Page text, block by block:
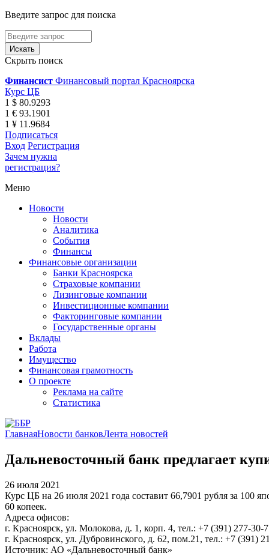
Введите запрос для поиска
Скрыть поиск
Финансист Финансовый портал Красноярска
Курс ЦБ
1 $ 80.9293
1 € 93.1901
1 ¥ 11.9684
Подписаться
Вход Регистрация
Зачем нужна
регистрация?
Меню
Новости
Новости
Аналитика
События
Финансы
Финансовые организации
Банки Красноярска
Страховые компании
Лизинговые компании
Инвестиционные компании
Факторинговые компании
Государственные органы
Вклады
Работа
Имущество
Финансовая грамотность
О проекте
Реклама на сайте
Статистика
ГлавнаяНовости банковЛента новостей
Дальневосточный банк предлагает
26 июля 2021
Курс ЦБ на 26 июля 2021 года составит 66,7901 рубля за 100
60 копеек.
Адреса офисов:
г. Красноярск, ул. Молокова, д. 1, корп. 4, тел.: +7 (391) 277-30-
г. Красноярск, ул. Дубровинского, д. 62, пом.21, тел.: +7 (391)
Источник: АО «Дальневосточный банк»